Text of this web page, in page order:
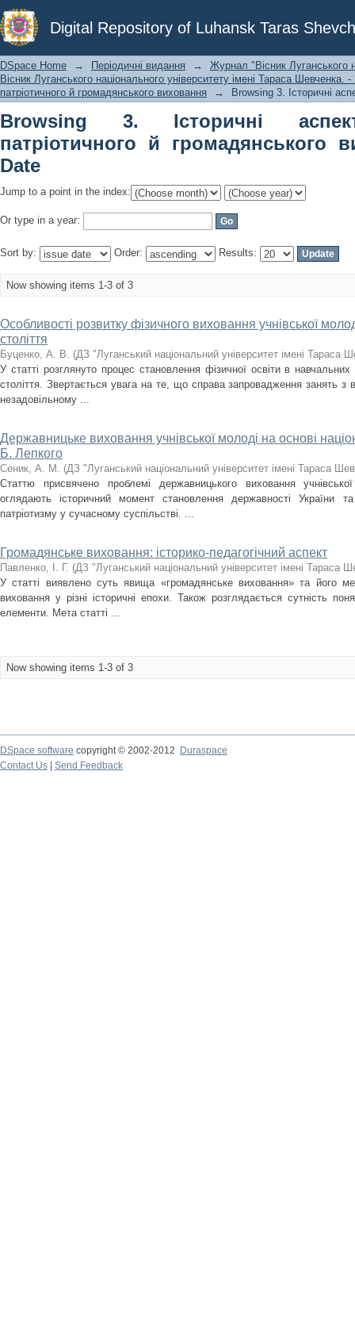
Digital Repository of Luhansk Taras
Browsing 3. Історичні аспекти
виховання by Issue Date
DSpace Home → Періодичні видання →
Журнал "Вісник Луганського
Вісник Луганського національного університету імені Тараса
патріотичного й громадянського виховання
→ Browsing 3. Історичні
Browsing 3. Історичні
патріотичного й громадянського
Date
Jump to a point in the index:
Or type in a year:
Sort by: Order: Results:
Now showing items 1-3 of 3
Особливості розвитку фізичного виховання учнівської
століття
Буценко, А. В. (ДЗ "Луганський національний університет імені Тараса
У статті розглянуто процес становлення фізичної освіти в
століття. Звертається увага на те, що справа запровадження занять з
незадовільному ...
Державницьке виховання учнівської молоді на основі
Б. Лепкого
Сеник, А. М. (ДЗ "Луганський національний університет імені Тараса
Статтю присвячено проблемі державницького виховання
оглядають історичний момент становлення державності
патріотизму у сучасному суспільстві. ...
Громадянське виховання: історико-педагогічний аспект
Павленко, І. Г. (ДЗ "Луганський національний університет імені Тараса
У статті виявлено суть явища «громадянське виховання» та його
виховання у різні історичні епохи. Також розглядається сутність
елементи. Мета статті ...
Now showing items 1-3 of 3
DSpace software copyright © 2002-2012
Duraspace
Contact Us
Send Feedback